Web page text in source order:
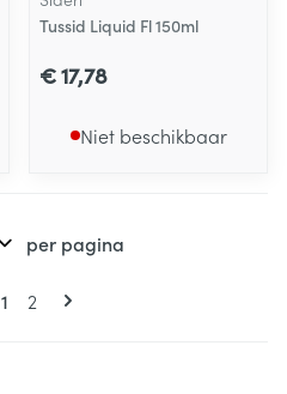
Tussid Liquid Fl 150ml
€ 17,78
Niet beschikbaar
Pagina's
U lees momenteel pagina
1 Pagina
2
per pagina